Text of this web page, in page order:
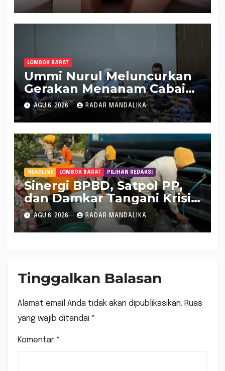
LOMBOK BARAT
Ummi Nurul Meluncurkan
Gerakan Menanam Cabai
Tangani Inflasi
AGU 6, 2026 RADAR MANDALIKA
HEADLINE LOMBOK BARAT PILIHAN REDAKSI
Sinergi BPBD, Satpol PP,
dan Damkar Tangani Krisis
Air Bersih di Lobar
AGU 6, 2026 RADAR MANDALIKA
Tinggalkan Balasan
Alamat email Anda tidak akan dipublikasikan. Ruas
yang wajib ditandai *
Komentar *